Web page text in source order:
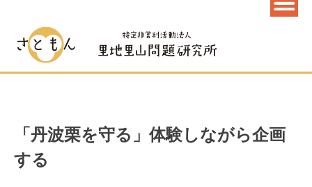
「丹波栗を守る」体験しながら企画
する